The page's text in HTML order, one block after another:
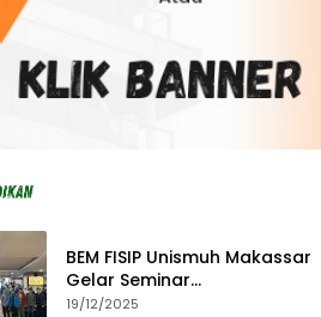
BEM FISIP Unismuh Makassar
Gelar Seminar
Keperempuanan, Bahas
19/12/2025